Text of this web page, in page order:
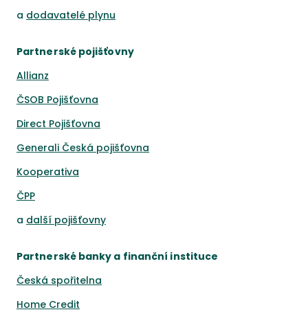
a dodavatelé plynu
Partnerské pojišťovny
Allianz
ČSOB Pojišťovna
Direct Pojišťovna
Generali Česká pojišťovna
Kooperativa
ČPP
a další pojišťovny
Partnerské banky a finanční instituce
Česká spořitelna
Home Credit